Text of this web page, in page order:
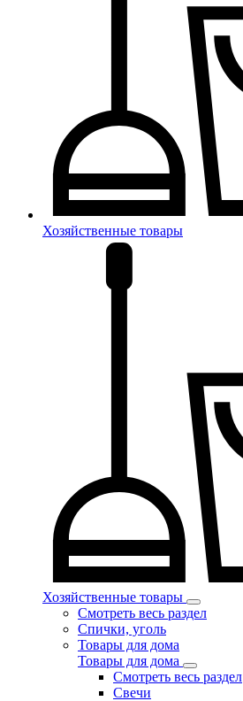
Хозяйственные товары
Хозяйственные товары
Смотреть весь раздел
Спички, уголь
Товары для дома
Товары для дома
Смотреть весь раздел
Свечи